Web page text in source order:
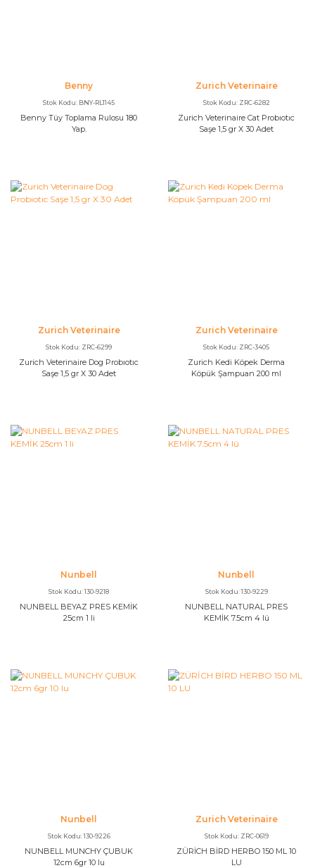
Benny
Stok Kodu: BNY-RL1145
Benny Tüy Toplama Rulosu 180
Yap.
Zurich Veterinaire
Stok Kodu: ZRC-6282
Zurich Veterinaire Cat Probıotıc
Saşe 1,5 gr X 30 Adet
Zurich Veterinaire
Stok Kodu: ZRC-6299
Zurich Veterinaire Dog Probıotıc
Saşe 1,5 gr X 30 Adet
Zurich Veterinaire
Stok Kodu: ZRC-3405
Zurich Kedi Köpek Derma
Köpük Şampuan 200 ml
Nunbell
Stok Kodu: 130-9218
NUNBELL BEYAZ PRES KEMİK
25cm 1 li
Nunbell
Stok Kodu: 130-9229
NUNBELL NATURAL PRES
KEMİK 7.5cm 4 lü
Nunbell
Stok Kodu: 130-9226
NUNBELL MUNCHY ÇUBUK
12cm 6gr 10 lu
Zurich Veterinaire
Stok Kodu: ZRC-0619
ZÜRİCH BİRD HERBO 150 ML 10
LU